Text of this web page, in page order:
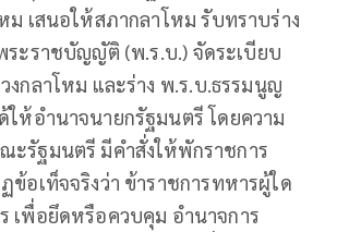
ม เสนอให้สภากลาโหม รับทราบร่าง
ระราชบัญญัติ (พ.ร.บ.) จัดระเบียบ
งกลาโหม และร่าง พ.ร.บ.ธรรมนูญ
ให้อำนาจนายกรัฐมนตรี โดยความ
ะรัฐมนตรี มีคำสั่งให้พักราชการ
ข้อเท็จจริงว่า ข้าราชการทหารผู้ใด
เพื่อยึดหรือควบคุม อำนาจการ